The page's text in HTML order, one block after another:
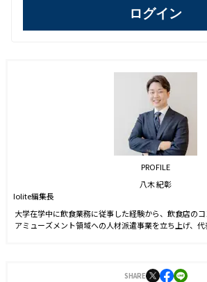
ログイン
PROFILE
八木 紀彰
Iolite編集長
大学在学中に飲食業務に従事した経験から、飲食店のコ
アミューズメント領域への人材派遣事業を立ち上げ、
刊。
SHARE